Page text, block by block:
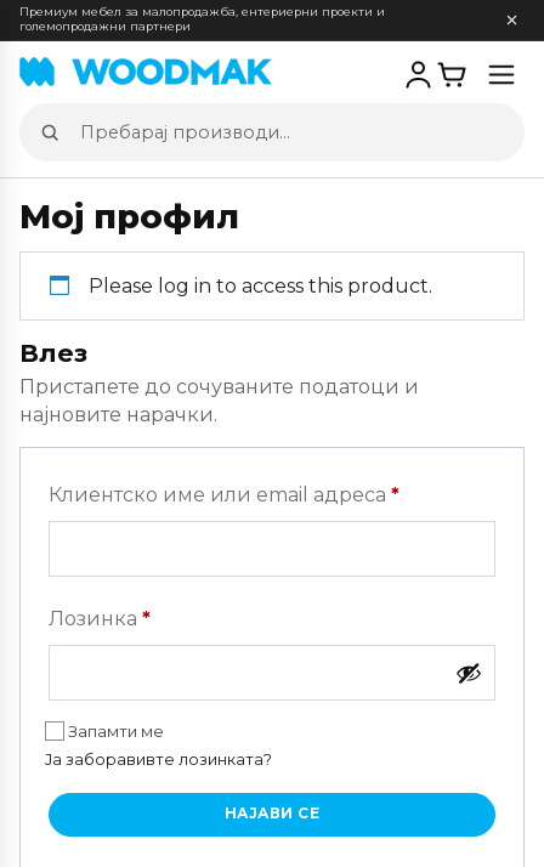
Премиум мебел за малопродажба, ентериерни проекти и
големопродажни партнери
Пребарај
производи
Мој профил
Please log in to access this product.
Влез
Пристапете до сочуваните податоци и
најновите нарачки.
Клиентско име или email адреса *
Лозинка *Задолжително
Запамти ме
Ја заборавивте лозинката?
НАЈАВИ СЕ